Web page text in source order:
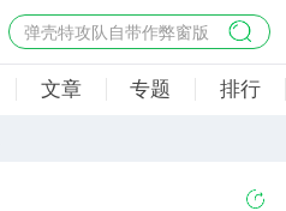
弹壳特攻队自带作弊窗版
杀手47行动
地狱幸存者破解版
文章 专题 排行